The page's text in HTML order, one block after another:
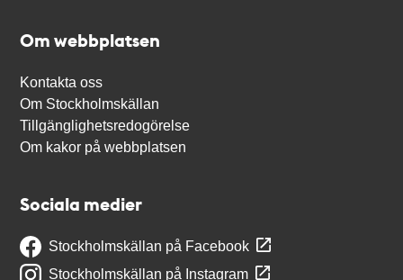
Om webbplatsen
Kontakta oss
Om Stockholmskällan
Tillgänglighetsredogörelse
Om kakor på webbplatsen
Sociala medier
Stockholmskällan på Facebook
Stockholmskällan på Instagram